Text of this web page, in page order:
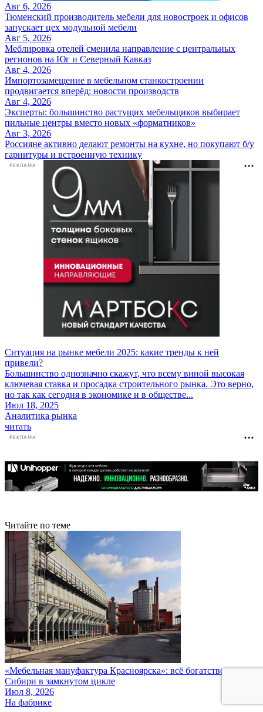
Авг 6, 2026
Тюменский производитель мебели для новостроек и офисов
запускает цех модульной мебели
Авг 5, 2026
Меблировка отелей сменила направление с центральных
регионов на Юг и Северный Кавказ
Авг 4, 2026
Импортозамещение в мебельном станкостроении
продвигается вперёд: новости производств
Авг 4, 2026
Эксперты: большинство растущих мебельщиков выбирает
пильные центры вместо новых «форматников»
Авг 3, 2026
Россияне активно делают ремонты на кухне, но покупают б/у
гарнитуры и встроенную технику
РЕКЛАМА
Ситуация на рынке мебели 2025: какие тренды к ней
привели?
Большинство однозначно скажут, что всему виной высокая
ключевая ставка и просадка строительного рынка. Это верно,
но так как сегодня в экономике и в обществе...
Июл 18, 2025
Аналитика рынка
читать
РЕКЛАМА
Читайте по теме
«Мебельная мануфактура Красноярска»: всё богатство
Сибири в замкнутом цикле
Июл 8, 2026
На фабрике